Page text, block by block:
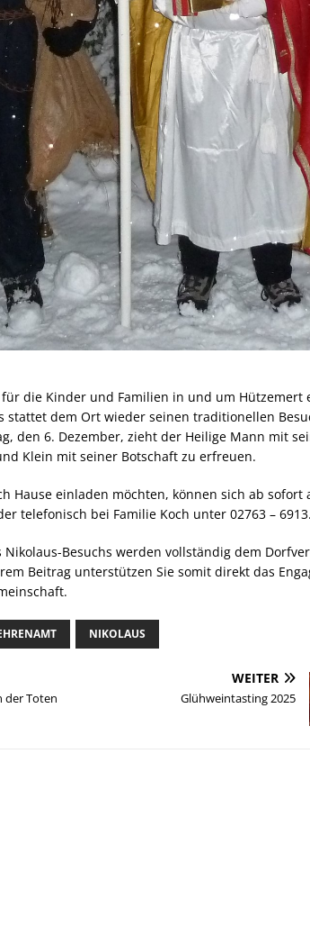
die Kinder und Familien in und um Hützemert
stattet dem Ort wieder seinen traditionellen
den 6. Dezember, zieht der Heilige Mann mit
Klein mit seiner Botschaft zu erfreuen.
Hause einladen möchten, können sich ab sofort
telefonisch bei Familie Koch unter 02763 – 6913.
Besuchs werden vollständig dem
Beitrag unterstützen Sie somit direkt das
NIKOLAUS
der Toten
WEITER
Glühweintasting 2025